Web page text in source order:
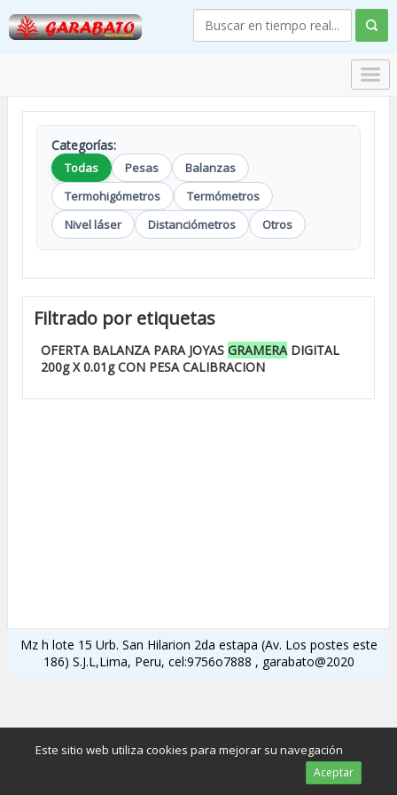
Categorías:
Todas Pesas
Balanzas
Termohigómetros
Termómetros
Nivel láser
Distanciómetros Otros
Filtrado por etiquetas
OFERTA BALANZA PARA JOYAS GRAMERADIGITAL
200g X 0.01g CON PESA CALIBRACION
Mz h lote 15 Urb. San Hilarion 2da estapa (Av. Los postes este
186) S.J.L,Lima, Peru, cel:9756o7888 , garabato@2020
Este sitio web utiliza cookies para mejorar su navegación
Aceptar